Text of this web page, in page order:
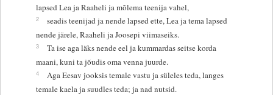
lapsed Lea ja Raaheli ja mõlema teenija vahel,
2
seadis teenijad ja nende lapsed ette, Lea ja tema lapsed
nende järele, Raaheli ja Joosepi viimaseiks.
3
Ta ise aga läks nende eel ja kummardas seitse korda
maani, kuni ta jõudis oma venna juurde.
4
Aga Eesav jooksis temale vastu ja süleles teda, langes
temale kaela ja suudles teda; ja nad nutsid.